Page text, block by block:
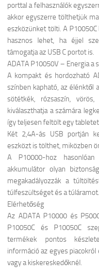
porttal a felhasználók
akkor egyszerre tölthetjük
eszközünket tölti. A
hasznos lehet, ha éjjel
támogatja az USB C portot is.
ADATA P10050V – Energia a
A kompakt és hordozható
színben kapható, az élénktől
sötétkék, rózsaszín,
kiválaszthatja a számára
így teljesen feltölt egy
Két 2,4A-ás USB portján
eszközt is tölthet, miközben
A P10000-hoz
akkumulátor olyan
megakadályozzák a
túlfeszültséget és a túláramot.
Elérhetőség
Az ADATA P10000 és
P10050C és P10050C
termékek pontos
információ az egyes piacokról
vagy a kiskereskedőknél.